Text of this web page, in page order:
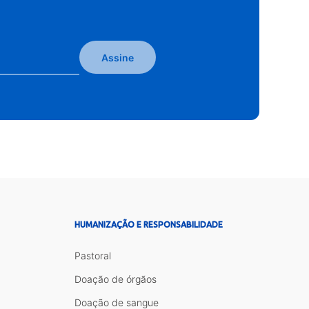
Assine
HUMANIZAÇÃO E RESPONSABILIDADE
Pastoral
Doação de órgãos
Doação de sangue